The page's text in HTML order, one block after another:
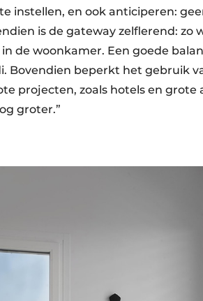
instellen, en ook anticiperen:
is de gateway zelflerend:
de woonkamer. Een goede
Bovendien beperkt het gebruik
projecten, zoals hotels en
groter.”